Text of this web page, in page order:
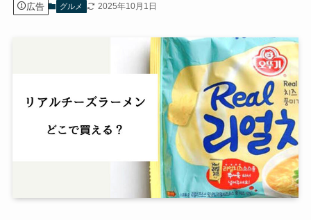
広告 グルメ 2025年10月1日